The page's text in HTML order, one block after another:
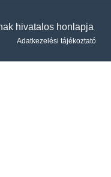
hivatalos honlapja
Adatkezelési tájékoztató